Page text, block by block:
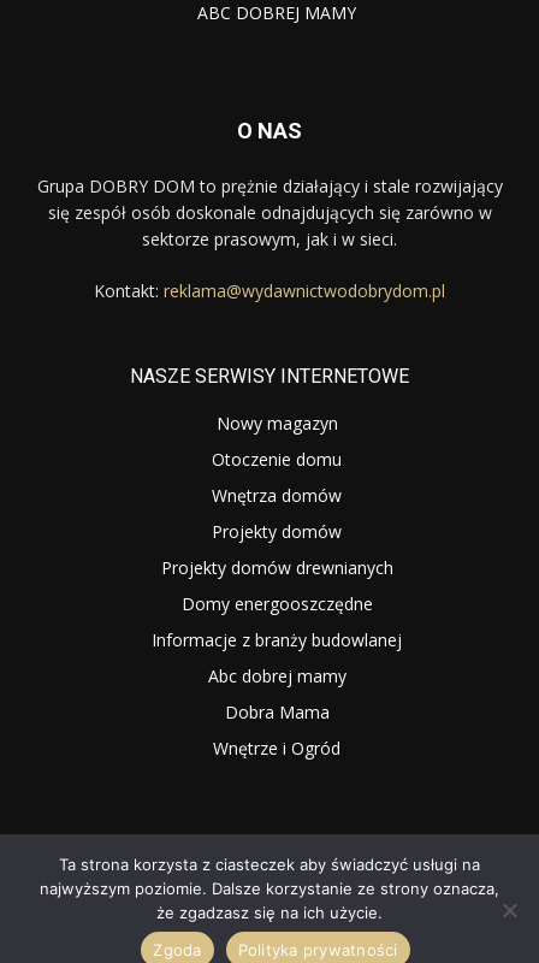
ABC DOBREJ MAMY
O NAS
Grupa DOBRY DOM to prężnie działający i stale rozwijający
się zespół osób doskonale odnajdujących się zarówno w
sektorze prasowym, jak i w sieci.
Kontakt: reklama@wydawnictwodobrydom.pl
NASZE SERWISY INTERNETOWE
Nowy magazyn
Otoczenie domu
Wnętrza domów
Projekty domów
Projekty domów drewnianych
Domy energooszczędne
Informacje z branży budowlanej
Abc dobrej mamy
Dobra Mama
Wnętrze i Ogród
2025 NOWYMAGAZYN.PL
O NAS Współpraca Redakcja Kontakt
Ta strona korzysta z ciasteczek aby świadczyć usługi na
najwyższym poziomie. Dalsze korzystanie ze strony oznacza,
że zgadzasz się na ich użycie.
Zgoda
Polityka prywatności